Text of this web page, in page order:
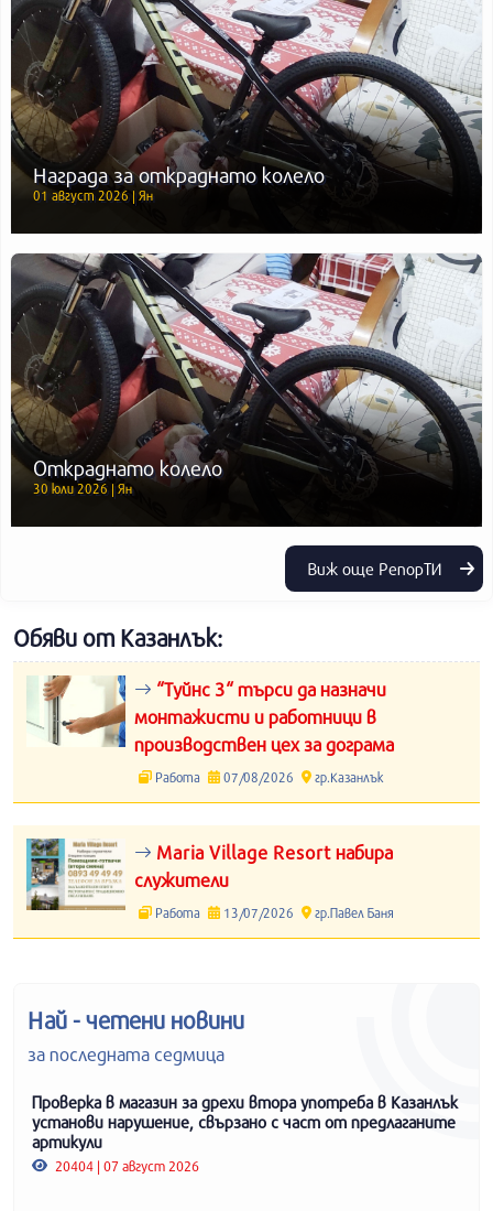
Награда за откраднато колело
01 август 2026 | Ян
Откраднато колело
30 юли 2026 | Ян
Виж още РепорТИ
Обяви от Казанлък:
“Туйнс 3“ търси да назначи
монтажисти и работници в
производствен цех за дограма
Работа 07/08/2026 гр.Казанлък
Maria Village Resort набира
служители
Работа 13/07/2026 гр.Павел Баня
Най - четени новини
за последната седмица
Проверка в магазин за дрехи втора употреба в Казанлък
установи нарушение, свързано с част от предлаганите
артикули
20404 | 07 август 2026